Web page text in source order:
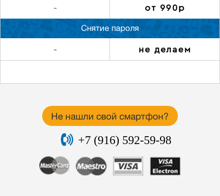
- от 990р
Снятие пароля
- не делаем
Не нашли свой смартфон?
+7 (916) 592-59-98